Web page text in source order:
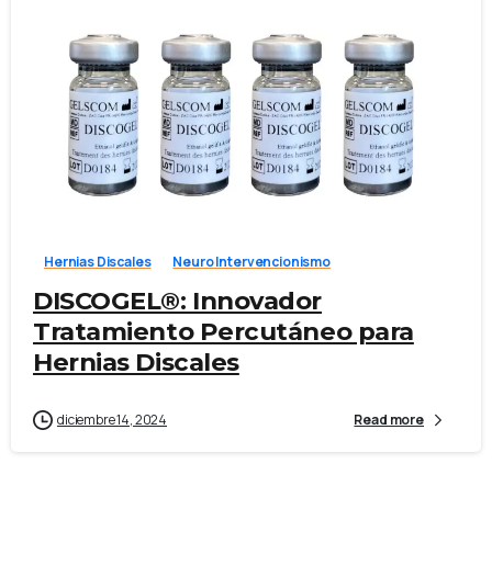
Hernias Discales Neuro Intervencionismo
DISCOGEL®: Innovador
Tratamiento Percutáneo para
Hernias Discales
diciembre 14, 2024 Read more